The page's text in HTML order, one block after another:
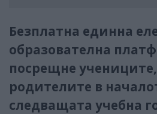
Безплатна единна
образователна
посрещне
родителите в
следващата учебна